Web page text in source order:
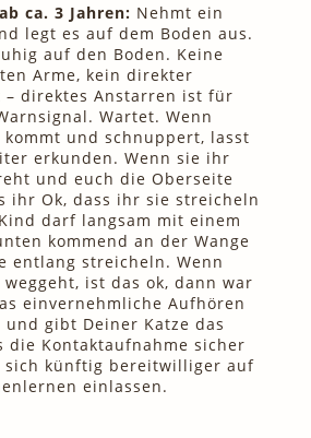
ca. 3 Jahren: Nehmt ein
legt es auf dem Boden aus.
auf den Boden. Keine
Arme, kein direkter
– direktes Anstarren ist für
Wartet. Wenn
kommt und schnuppert, lasst
erkunden. Wenn sie ihr
und euch die Oberseite
ihr Ok, dass ihr sie streicheln
darf langsam mit einem
kommend an der Wange
entlang streicheln. Wenn
weggeht, ist das ok, dann war
einvernehmliche Aufhören
und gibt Deiner Katze das
die Kontaktaufnahme sicher
sich künftig bereitwilliger auf
einlassen.